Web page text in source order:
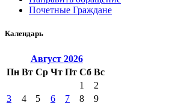
Почетные Граждане
Календарь
Август 2026
Пн Вт Ср Чт Пт Сб Вс
1
2
3
4 5 6 7 8
9